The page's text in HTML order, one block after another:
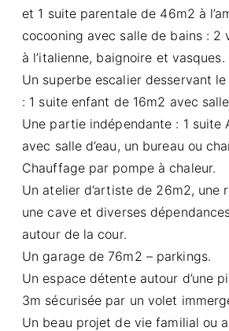
et 1 suite parentale de 46m2 à
cocooning avec salle de bains : 2
à l’italienne, baignoire et vasques.
Un superbe escalier desservant
: 1 suite enfant de 16m2 avec salle
Une partie indépendante : 1 suite
avec salle d’eau, un bureau ou
Chauffage par pompe à chaleur.
Un atelier d’artiste de 26m2, une
une cave et diverses
autour de la cour.
Un garage de 76m2 – parkings.
Un espace détente autour d’une
3m sécurisée par un volet
Un beau projet de vie familial ou